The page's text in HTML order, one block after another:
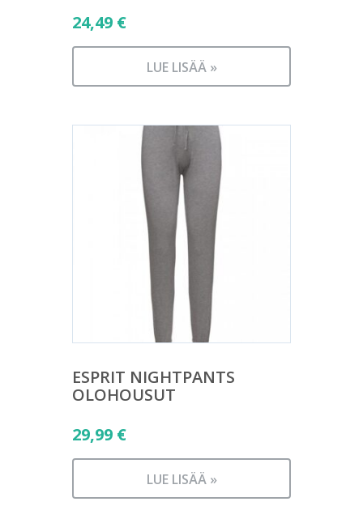
24,49 €
LUE LISÄÄ »
ESPRIT NIGHTPANTS
OLOHOUSUT
29,99 €
LUE LISÄÄ »